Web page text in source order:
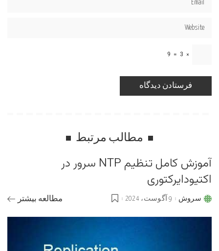
×
3
=
9
مطالب مرتبط
آموزش کامل تنظیم NTP سرور در
اکتیودایرکتوری
Postedسروش 9 آگوست، 2024 مطالعه بیشتر